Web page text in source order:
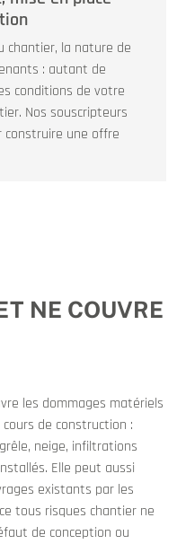
chantier, la nature de
: autant de
conditions de votre
Nos souscripteurs
construire une offre
NE COUVRE
les dommages matériels
de construction :
neige, infiltrations
Elle peut aussi
existants par les
tous risques chantier ne
de conception ou